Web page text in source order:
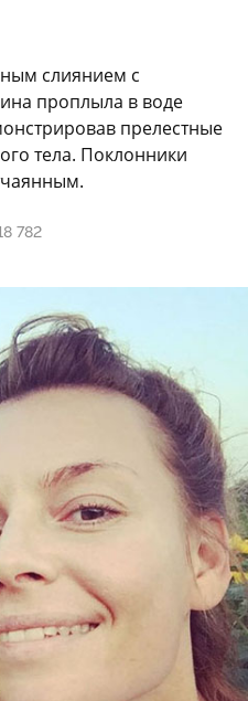
слиянием с
проплыла в воде
прелестные
тела. Поклонники
782